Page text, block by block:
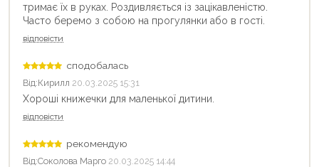
тримає їх в руках. Роздивляється із зацікавленістю.
Часто беремо з собою на прогулянки або в гості.
відповісти
сподобалась
Від:Кирилл 20.03.2025 15:31
Хороші книжечки для маленької дитини.
відповісти
рекомендую
Від:Соколова Марго 20.03.2025 14:44